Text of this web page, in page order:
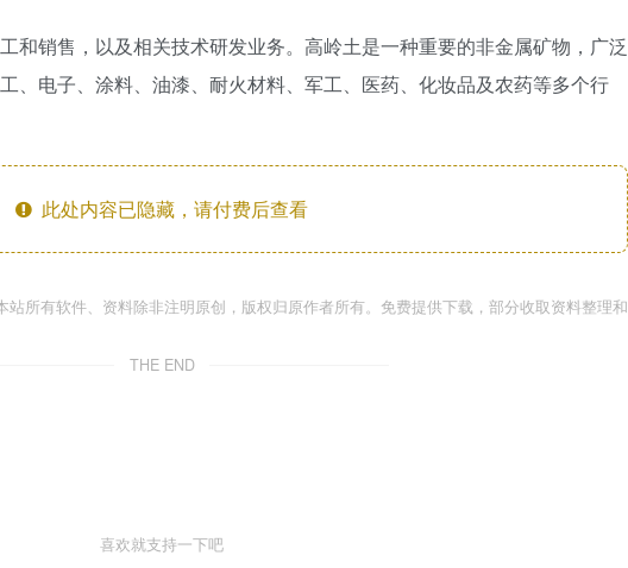
和销售，以及相关技术研发业务。高岭土是一种重要的非金属矿物，广泛
、电子、涂料、油漆、耐火材料、军工、医药、化妆品及农药等多个行
此处内容已隐藏，请付费后查看
所有软件、资料除非注明原创，版权归原作者所有。免费提供下载，部分收取资料整理和
THE END
喜欢就支持一下吧